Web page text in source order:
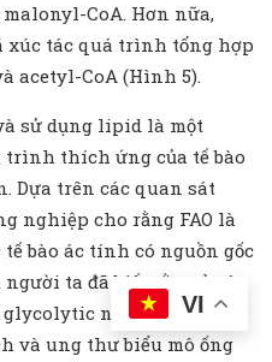
CoA. Hơn nữa,
xúc tác quá trình tổng hợp
acetyl-CoA (Hình 5).
sử dụng lipid là một
thích ứng của tế bào
Dựa trên các quan sát
nghiệp cho rằng FAO là
bào ác tính có nguồn gốc
ta đã biết rằng ở các
như ung thư
và ung thư biểu mô ống
VI